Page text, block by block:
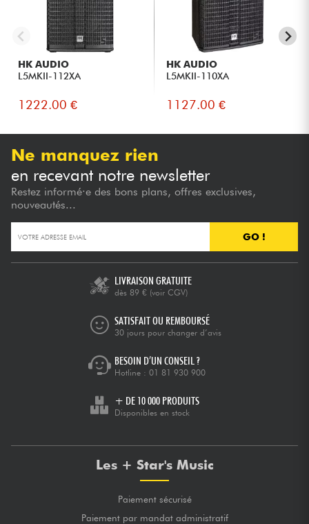
HK AUDIO
L5MKII-112XA
1222.00 €
HK AUDIO
L5MKII-110XA
1127.00 €
Ne manquez rien
en recevant notre newsletter
Restez informé·e des bons plans, offres exclusives,
nouveautés...
GO !
LIVRAISON GRATUITE
dès 89 € (voir CGV)
SATISFAIT OU REMBOURSÉ
30 jours pour changer d’avis
BESOIN D’UN CONSEIL ?
Hotline : 01 81 930 900
+ DE 10 000 PRODUITS
Disponibles en stock
Les + Star's Music
Paiement sécurisé
Paiement par mandat administratif